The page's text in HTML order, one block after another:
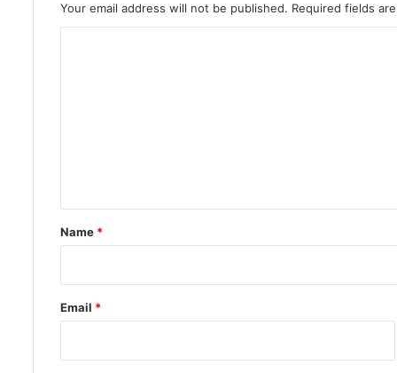
Your email address will not be published. Required fields
*
Name *
Email *